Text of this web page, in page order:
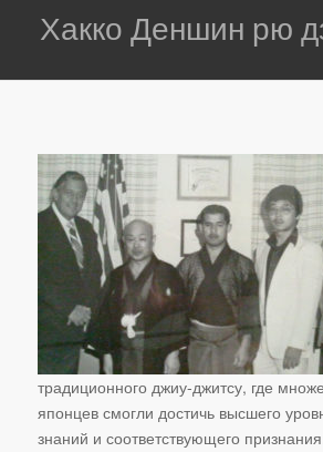
Хакко Деншин рю
традиционного джиу-джитсу, где
японцев смогли достичь высшего
знаний и соответствующего